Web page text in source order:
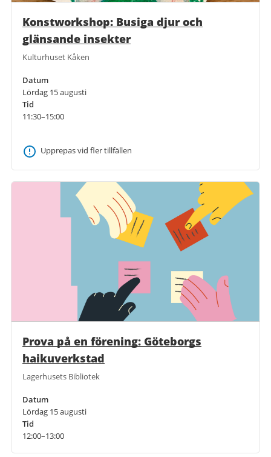
Konstworkshop: Busiga djur och
glänsande insekter
Kulturhuset Kåken
Datum
Lördag 15 augusti
Tid
11:30–15:00
Upprepas vid fler tillfällen
Prova på en förening: Göteborgs
haikuverkstad
Lagerhusets Bibliotek
Datum
Lördag 15 augusti
Tid
12:00–13:00